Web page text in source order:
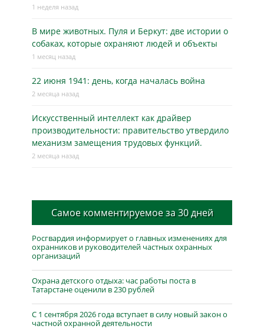
1 неделя назад
В мире животных. Пуля и Беркут: две истории о
собаках, которые охраняют людей и объекты
1 месяц назад
22 июня 1941: день, когда началась война
2 месяца назад
Искусственный интеллект как драйвер
производительности: правительство утвердило
механизм замещения трудовых функций.
2 месяца назад
Самое комментируемое за 30 дней
Росгвардия информирует о главных изменениях для
охранников и руководителей частных охранных
организаций
Охрана детского отдыха: час работы поста в
Татарстане оценили в 230 рублей
С 1 сентября 2026 года вступает в силу новый закон о
частной охранной деятельности